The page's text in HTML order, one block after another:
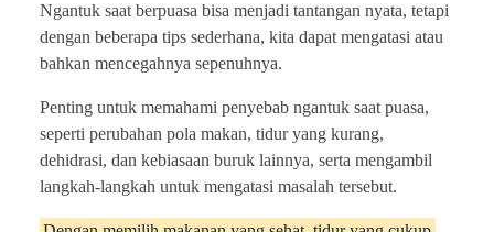
Ngantuk saat berpuasa bisa menjadi tantangan nyata, tetapi
dengan beberapa tips sederhana, kita dapat mengatasi atau
bahkan mencegahnya sepenuhnya.
Penting untuk memahami penyebab ngantuk saat puasa,
seperti perubahan pola makan, tidur yang kurang,
dehidrasi, dan kebiasaan buruk lainnya, serta mengambil
langkah-langkah untuk mengatasi masalah tersebut.